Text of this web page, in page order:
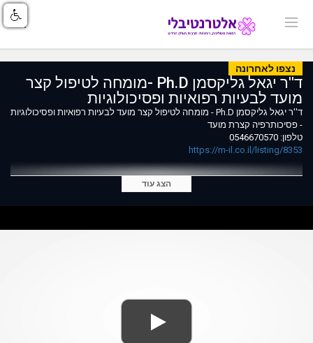
נצפו לאחרונה
ד''ר יגאל גליקסמן Ph.D -מומחה לטיפול קצר
מועד לבעיות רפואיות ופסיכולוגיות
ד''ר יגאל גליקסמן Ph.D - מומחה לטיפול קצר מועד לבעיות רפואיות ופסיכולוגיות
- פסיכותרפיה קצרת מועד
טלפון: 0546670570
https://m-il.co.il/listing/8353
הצג עוד